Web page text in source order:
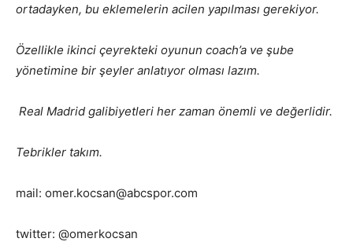
ortadayken, bu eklemelerin acilen yapılması gerekiyor.
Özellikle ikinci çeyrekteki oyunun coach’a ve şube
yönetimine bir şeyler anlatıyor olması lazım.
Real Madrid galibiyetleri her zaman önemli ve değerlidir.
Tebrikler takım.
mail: omer.kocsan@abcspor.com
twitter: @omerkocsan